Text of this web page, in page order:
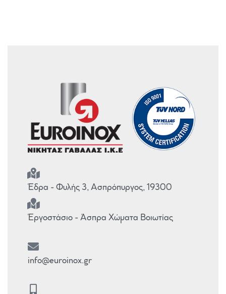
Έδρα - Φυλής 3, Ασπρόπυργος, 19300
Έργοστάσιο - Άσπρα Χώματα Βοιωτίας
info@euroinox.gr